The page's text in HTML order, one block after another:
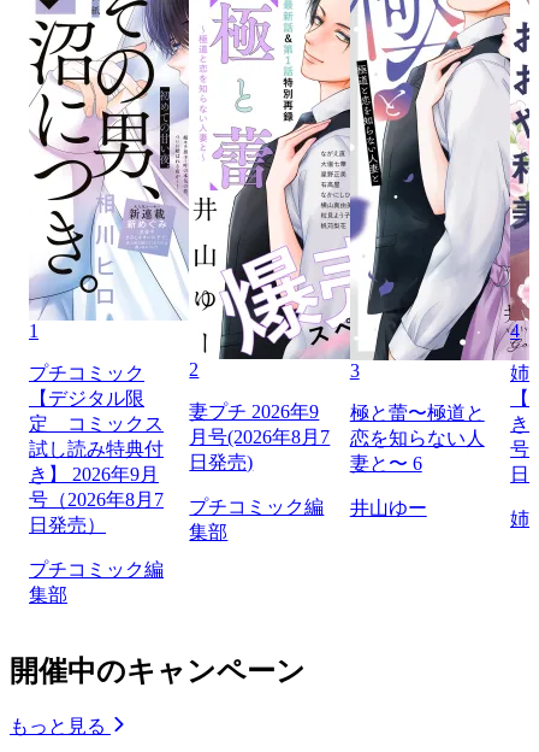
1
プチコミック
【デジタル限
定 コミックス
試し読み特典付
き】 2026年9月
号（2026年8月7
日発売）
プチコミック編
集部
2
妻プチ 2026年9
月号(2026年8月7
日発売)
プチコミック編
集部
3
極と蕾〜極道と
恋を知らない人
妻と〜 6
井山ゆー
4
姉
き
号
日
姉
開催中のキャンペーン
もっと見る